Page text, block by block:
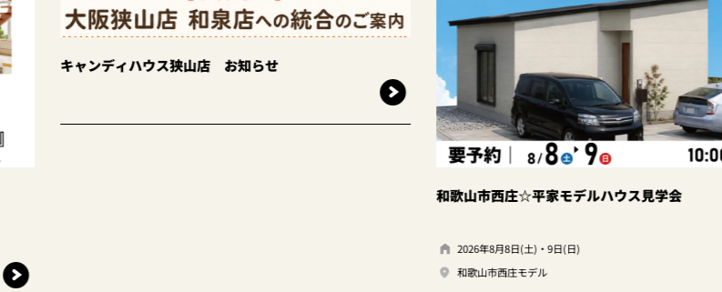
キャンディハウス狭山店 お知らせ
和歌山市西庄☆平家モデルハウス見学会
2026年8月8日(土)・9日(日)
和歌山市西庄モデル